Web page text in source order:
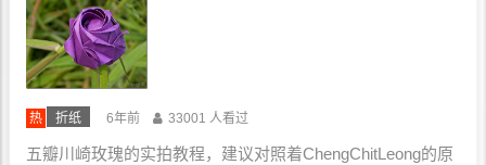
热 折纸 6年前 33001 人看过
五瓣川崎玫瑰的实拍教程，建议对照着ChengChitLeong的原